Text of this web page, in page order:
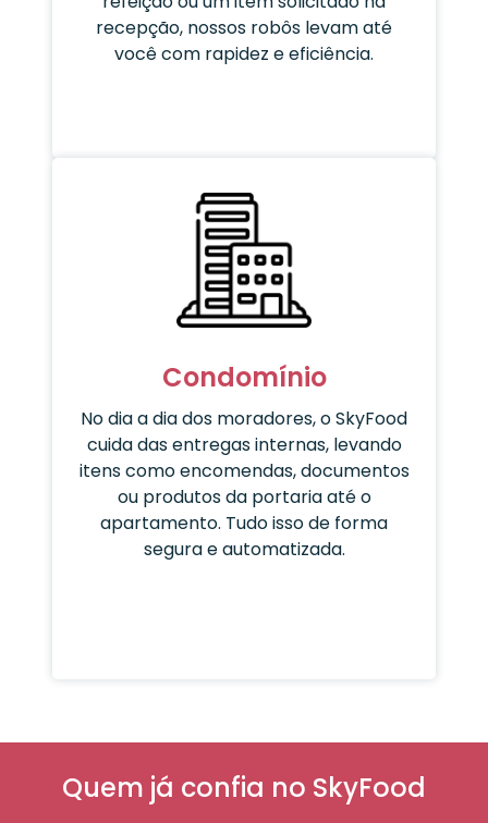
recepção, nossos robôs levam até
você com rapidez e eficiência.
Condomínio
No dia a dia dos moradores, o SkyFood
cuida das entregas internas, levando
itens como encomendas, documentos
ou produtos da portaria até o
apartamento. Tudo isso de forma
segura e automatizada.
Quem já confia no SkyFood